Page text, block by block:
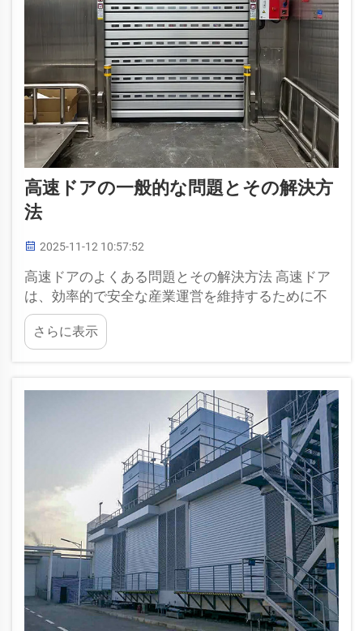
高速ドアの一般的な問題とその解決方
法
2025-11-12 10:57:52
高速ドアのよくある問題とその解決方法 高速ドア
は、効率的で安全な産業運営を維持するために不
可欠ですが、他のシステムと同様に、時折問題が
発生する可能性があります。Seppes Door Industry
(Suzhou) Co., Ltd. は、こうした課題に対して包括
す。
さらに表示